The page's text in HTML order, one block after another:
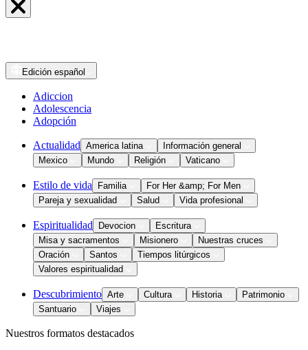
Edición español
Adiccion
Adolescencia
Adopción
Actualidad America latina
Información general
Mexico
Mundo Religión Vaticano
Estilo de vida Familia
For Her &amp; For Men
Pareja y sexualidad
Salud Vida profesional
Espiritualidad Devocion
Escritura
Misa y sacramentos
Misionero
Nuestras cruces
Oración
Santos
Tiempos litúrgicos
Valores espiritualidad
Descubrimiento Arte Cultura Historia
Patrimonio
Santuario
Viajes
Nuestros formatos destacados